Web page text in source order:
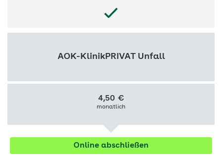
AOK-KlinikPRIVAT Unfall
4,50 €
monatlich
Online abschließen